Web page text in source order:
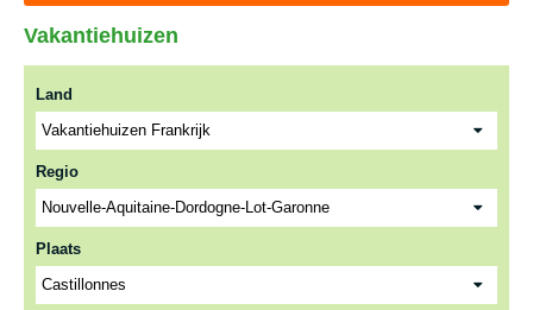
Vakantiehuizen
Land
Regio
Plaats